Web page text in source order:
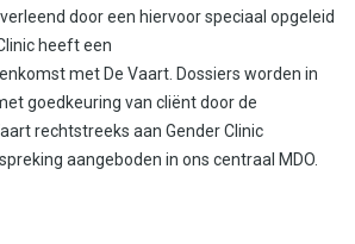
door een hiervoor speciaal opgeleid
heeft een
met De Vaart. Dossiers worden in
goedkeuring van cliënt door de
rechtstreeks aan Gender Clinic
aangeboden in ons centraal MDO.